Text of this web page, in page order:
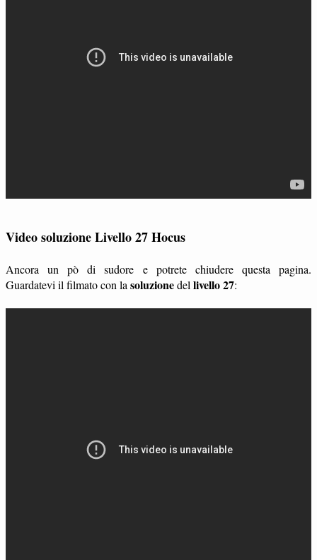
Video soluzione Livello 27 Hocus
Ancora un pò di sudore e potrete chiudere questa pagina.
Guardatevi il filmato con la soluzionedel livello 27: